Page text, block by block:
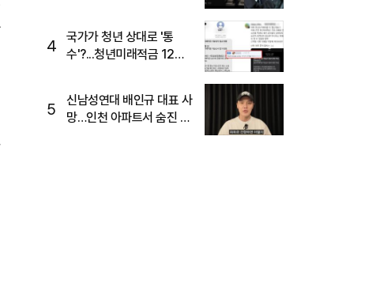
4
국가가 청년 상대로 '통
수'?...청년미래적금 12%
5
신남성연대 배인규 대표 사
망…인천 아파트서 숨진 채